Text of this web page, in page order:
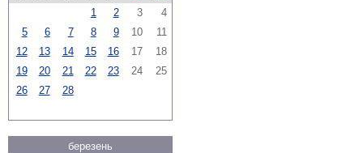
1
2 3
4
5
6 7 8 9 10
11
12
13 14 15 16 17
18
19
20 21 22 23 24
25
26
27 28
березень